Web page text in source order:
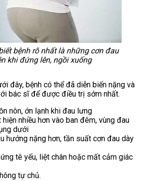
bệnh rõ nhất là những cơn đau
khi đứng lên, ngồi xuống
đây, bệnh có thể đã diễn biến nặng và
bác sĩ để được điều trị sớm nhất.
nôn, ớn lạnh khi đau lưng
nhiều hơn vào ban đêm, vùng đau
dưới
hướng nặng hơn, tần suất cơn đau dày
tê yếu, liệt chân hoặc mất cảm giác
tự chủ.